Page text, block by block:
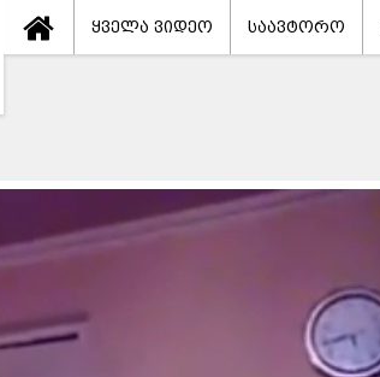
ყველა ვიდეო საავტორო